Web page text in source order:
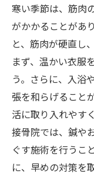
寒い季節は、筋肉
がかかることがあ
と、筋肉が硬直し
まず、温かい衣服
う。さらに、入浴
張を和らげること
活に取り入れやす
接骨院では、鍼や
ぐす施術を行うこ
に、早めの対策を